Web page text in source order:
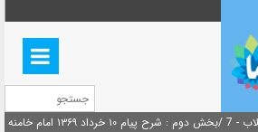
منشور گفتمان امام و انقلاب - 7 /بخش دوم : شرح پیام ۱۰ خرداد
محمود منصور افسر ارشد اطلاعات مصر درباره هواپیمای